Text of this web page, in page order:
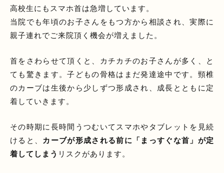
高校生にもスマホ首は急増しています。
当院でも年頃のお子さんをもつ方から相談され、実際に
親子連れでご来院頂く機会が増えました。
首をさわらせて頂くと、カチカチのお子さんが多く、と
ても驚きます。子どもの骨格はまだ発達途中です。頸椎
のカーブは生後から少しずつ形成され、成長とともに定
着していきます。
その時期に長時間うつむいてスマホやタブレットを見続
けると、 カーブが形成される前に「まっすぐな首」が定
着してしまう リスクがあります。